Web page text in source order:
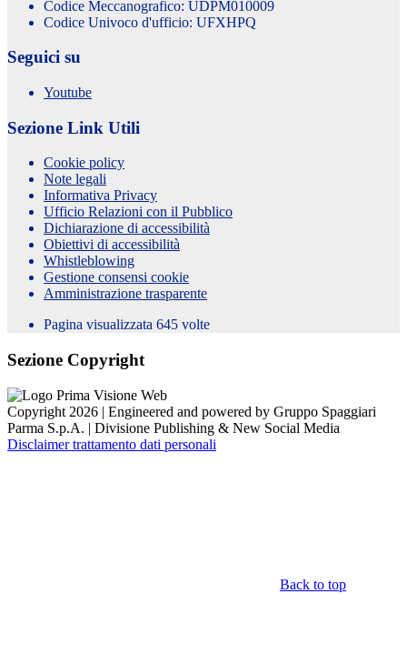
Codice Meccanografico: UDPM010009
Codice Univoco d'ufficio: UFXHPQ
Seguici su
Youtube
Sezione Link Utili
Cookie policy
Note legali
Informativa Privacy
Ufficio Relazioni con il Pubblico
Dichiarazione di accessibilità
Obiettivi di accessibilità
Whistleblowing
Gestione consensi cookie
Amministrazione trasparente
Pagina visualizzata 645 volte
Sezione Copyright
Copyright 2026 | Engineered and powered by Gruppo Spaggiari
Parma S.p.A. | Divisione Publishing & New Social Media
Disclaimer trattamento dati personali
Back to top